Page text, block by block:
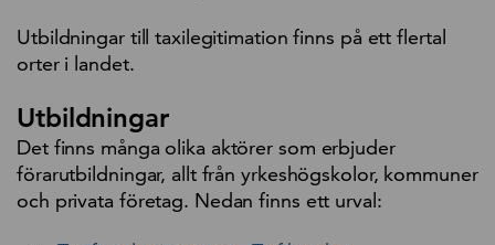
Utbildningar till taxilegitimation finns på ett flertal
orter i landet.
Utbildningar
Det finns många olika aktörer som erbjuder
förarutbildningar, allt från yrkeshögskolor, kommuner
och privata företag. Nedan finns ett urval: